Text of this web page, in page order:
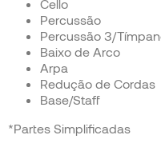
Cello
Percussão
Percussão 3/
Baixo de Arco
Arpa
Redução de Cordas
Base/Staff
*Partes Simplificadas